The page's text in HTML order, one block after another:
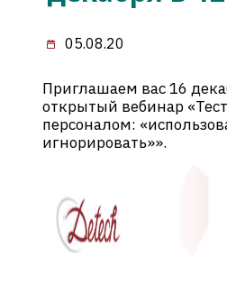
05.08.20
Приглашаем вас 16
открытый вебинар
персоналом:
игнорировать»».